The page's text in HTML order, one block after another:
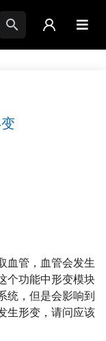
血管，血管会发生
个功能中形变模块
统，但是会影响到
生形变，请问应该